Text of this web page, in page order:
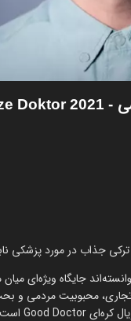
- Mucize Doktor 2021